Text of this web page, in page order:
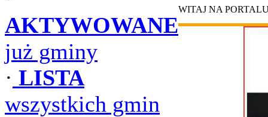
AKTYWOWANE
już gminy
· LISTA
wszystkich gmin
WITAJ NA